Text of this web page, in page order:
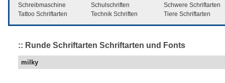
Schreibmaschine
Schulschriften
Schwere Schriftarten
Tattoo Schriftarten
Technik Schriften Tiere Schriftarten
:: Runde Schriftarten Schriftarten und Fonts
milky